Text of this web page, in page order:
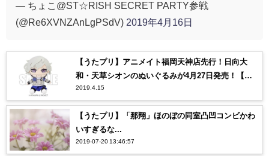
— ちょこ@ST☆RISH SECRET PARTY参戦
(@Re6XVNZAnLgPSdV) 2019年4月16日
【うたプリ】アニメイト福岡天神店先行！日向大
和・天草シオンのぬいぐるみが4月27日発売！【う
たの☆プリンスさまっ♪】
2019.4.15
【うたプリ】「那翔」ほのぼの同室凸凹コンビかわ
いすぎるな...
2019-07-20 13:46:57